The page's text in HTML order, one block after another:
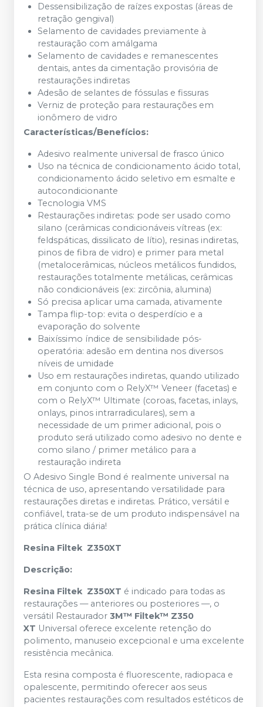
Dessensibilização de raízes expostas (áreas de
retração gengival)
Selamento de cavidades previamente à
restauração com amálgama
Selamento de cavidades e remanescentes
dentais, antes da cimentação provisória de
restaurações indiretas
Adesão de selantes de fóssulas e fissuras
Verniz de proteção para restaurações em
ionômero de vidro
Características/Benefícios:
Adesivo realmente universal de frasco único
Uso na técnica de condicionamento ácido total,
condicionamento ácido seletivo em esmalte e
autocondicionante
Tecnologia VMS
Restaurações indiretas: pode ser usado como
silano (cerâmicas condicionáveis vítreas (ex:
feldspáticas, dissilicato de lítio), resinas indiretas,
pinos de fibra de vidro) e primer para metal
(metalocerâmicas, núcleos metálicos fundidos,
restaurações totalmente metálicas, cerâmicas
não condicionáveis (ex: zircônia, alumina)
Só precisa aplicar uma camada, ativamente
Tampa flip-top: evita o desperdício e a
evaporação do solvente
Baixíssimo índice de sensibilidade pós-
operatória: adesão em dentina nos diversos
níveis de umidade
Uso em restaurações indiretas, quando utilizado
em conjunto com o RelyX™ Veneer (facetas) e
com o RelyX™ Ultimate (coroas, facetas, inlays,
onlays, pinos intrarradiculares), sem a
necessidade de um primer adicional, pois o
produto será utilizado como adesivo no dente e
como silano / primer metálico para a
restauração indireta
O Adesivo Single Bond é realmente universal na
técnica de uso, apresentando versatilidade para
restaurações diretas e indiretas. Prático, versátil e
confiável, trata-se de um produto indispensável na
prática clínica diária!
Resina Filtek Z350XT
Descrição:
Resina Filtek Z350XT é indicado para todas as
restaurações — anteriores ou posteriores —, o
versátil Restaurador 3M™ Filtek™ Z350
XT Universal oferece excelente retenção do
polimento, manuseio excepcional e uma excelente
resistência mecânica.
Esta resina composta é fluorescente, radiopaca e
opalescente, permitindo oferecer aos seus
pacientes restaurações com resultados estéticos de